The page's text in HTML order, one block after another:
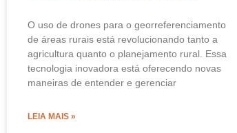
O uso de drones para o georreferenciamento
de áreas rurais está revolucionando tanto a
agricultura quanto o planejamento rural. Essa
tecnologia inovadora está oferecendo novas
maneiras de entender e gerenciar
LEIA MAIS »